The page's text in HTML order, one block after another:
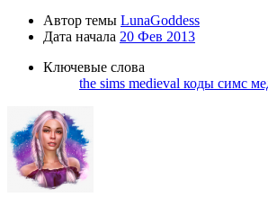
Автор темы LunaGoddess
Дата начала 20 Фев 2013
Ключевые слова
the sims medieval коды симс